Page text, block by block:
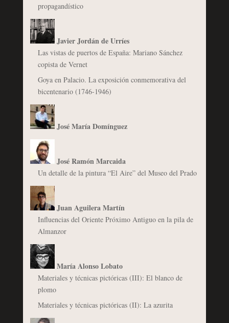
propagandístico
Javier Jordán de Urríes
Las vistas de puertos de España: Mariano Sánchez
copista de Vernet
Goya en Palacio. La exposición conmemorativa del
bicentenario (1746-1946)
José María Domínguez
José Ramón Marcaida
Un detalle de la pintura “El Aire” del Museo del Prado
Juan Aguilera Martín
Influencias del Oriente Próximo Antiguo en la pila de
Almanzor
María Alonso Lobato
Materiales y técnicas pictóricas (III): El blanco de
plomo
Materiales y técnicas pictóricas (II): La azurita